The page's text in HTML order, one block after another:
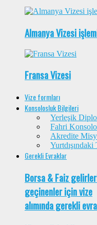
Almanya Vizesi
Fransa Vizesi
Vize formları
Konsolosluk Bilgileri
Yerleşik
Fahri
Akredite
Gerekli Evraklar
Borsa & Faiz
geçinenler için vize
alımında gerekli